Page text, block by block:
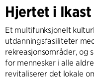
Norge
Sverige
United Kingdom
Tyskland
Andre
Hjertet i Ikast
Et multifunksjonelt
utdanningsfasiliteter
rekreasjonsområder, og
for mennesker i alle
revitaliserer det lokale